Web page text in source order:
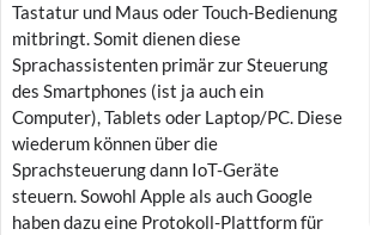
Tastatur und Maus oder Touch-Bedienung
mitbringt. Somit dienen diese
Sprachassistenten primär zur Steuerung
des Smartphones (ist ja auch ein
Computer), Tablets oder Laptop/PC. Diese
wiederum können über die
Sprachsteuerung dann IoT-Geräte
steuern. Sowohl Apple als auch Google
haben dazu eine Protokoll-Plattform für